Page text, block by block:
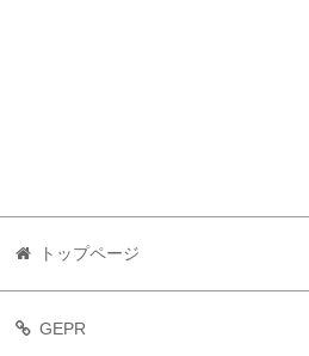
トップページ
GEPR